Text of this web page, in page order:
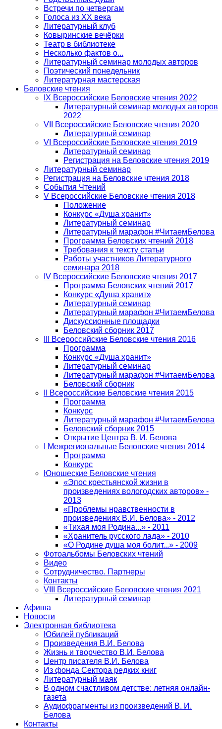
Встречи по четвергам
Голоса из ХХ века
Литературный клуб
Ковыринские вечёрки
Театр в библиотеке
Несколько фактов о...
Литературный семинар молодых авторов
Поэтический понедельник
Литературная мастерская
Беловские чтения
IX Всероссийские Беловские чтения 2022
Литературный семинар молодых авторов
2022
VII Всероссийские Беловские чтения 2020
Литературный семинар
VI Всероссийские Беловские чтения 2019
Литературный семинар
Регистрация на Беловские чтения 2019
Литературный семинар
Регистрация на Беловские чтения 2018
События Чтений
V Всероссийские Беловские чтения 2018
Положение
Конкурс «Душа хранит»
Литературный семинар
Литературный марафон #ЧитаемБелова
Программа Беловских чтений 2018
Требования к тексту статьи
Работы участников Литературного
семинара 2018
IV Всероссийские Беловские чтения 2017
Программа Беловских чтений 2017
Конкурс «Душа хранит»
Литературный семинар
Литературный марафон #ЧитаемБелова
Дискуссионные площадки
Беловский сборник 2017
III Всероссийские Беловские чтения 2016
Программа
Конкурс «Душа хранит»
Литературный семинар
Литературный марафон #ЧитаемБелова
Беловский сборник
II Всероссийские Беловские чтения 2015
Программа
Конкурс
Литературный марафон #ЧитаемБелова
Беловский сборник 2015
Открытие Центра В. И. Белова
I Межрегиональные Беловские чтения 2014
Программа
Конкурс
Юношеские Беловские чтения
«Эпос крестьянской жизни в
произведениях вологодских авторов» -
2013
«Проблемы нравственности в
произведениях В.И. Белова» - 2012
«Тихая моя Родина...» - 2011
«Хранитель русского лада» - 2010
«О Родине душа моя болит...» - 2009
Фотоальбомы Беловских чтений
Видео
Сотрудничество. Партнеры
Контакты
VIII Всероссийские Беловские чтения 2021
Литературный семинар
Афиша
Новости
Электронная библиотека
Юбилей публикаций
Произведения В.И. Белова
Жизнь и творчество В.И. Белова
Центр писателя В.И. Белова
Из фонда Сектора редких книг
Литературный маяк
В одном счастливом детстве: летняя онлайн-
газета
Аудиофрагменты из произведений В. И.
Белова
Контакты